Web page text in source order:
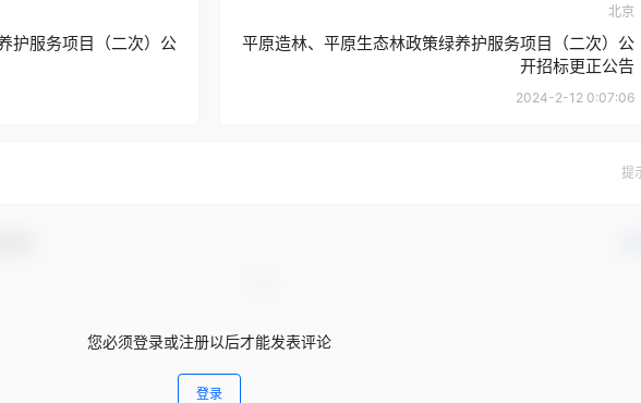
护服务项目（二次）公
北京
平原造林、平原生态林政策绿养护服务项目（二次）公
开招标更正公告
2024-2-12 0:07:06
提
您必须登录或注册以后才能发表评论
登录